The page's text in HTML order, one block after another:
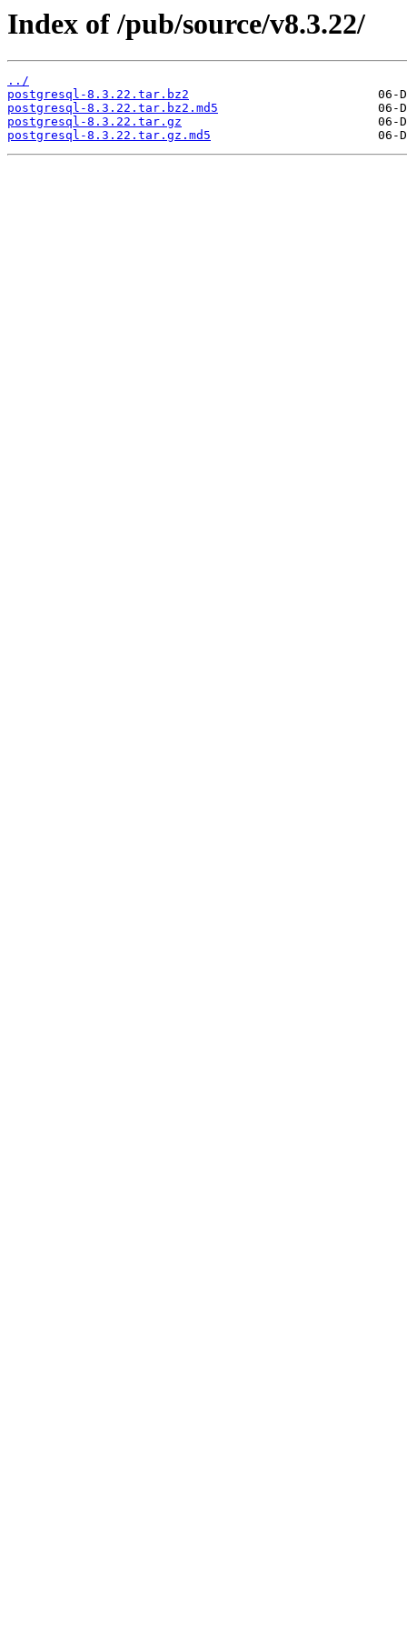
Index of /pub/source/v8.3.22/
../
postgresql-8.3.22.tar.bz2
postgresql-8.3.22.tar.bz2.md5
postgresql-8.3.22.tar.gz
postgresql-8.3.22.tar.gz.md5